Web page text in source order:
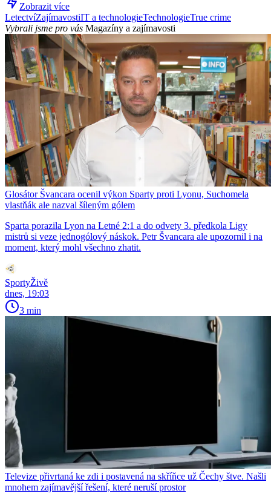
Zobrazit více
LetectvíZajímavostiIT a technologieTechnologieTrue crime
Vybrali jsme pro vás Magazíny a zajímavosti
Glosátor Švancara ocenil výkon Sparty proti Lyonu, Suchomela
vlastňák ale nazval šíleným gólem
Sparta porazila Lyon na Letné 2:1 a do odvety 3. předkola Ligy
mistrů si veze jednogólový náskok. Petr Švancara ale upozornil i na
moment, který mohl všechno zhatit.
SportyŽivě
dnes, 19:03
3 min
Televize přivrtaná ke zdi i postavená na skříňce už Čechy štve. Našli
mnohem zajímavější řešení, které neruší prostor